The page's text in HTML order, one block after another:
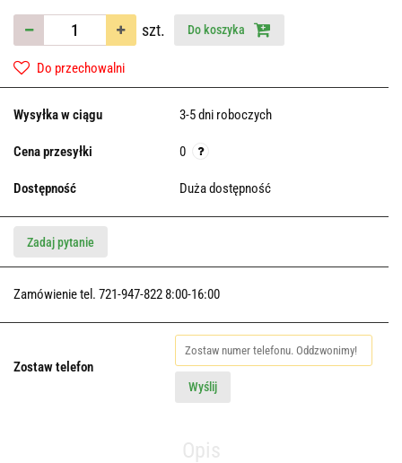
szt. Do koszyka
Do przechowalni
Wysyłka w ciągu 3-5 dni roboczych
Cena przesyłki 0
Dostępność Duża dostępność
Zadaj pytanie
Zamówienie tel. 721-947-822 8:00-16:00
Zostaw telefon
Wyślij